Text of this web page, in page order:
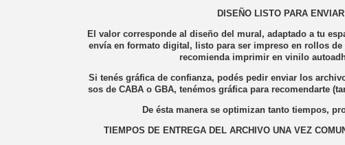
DISEÑO LISTO PARA
El valor corresponde al diseño del mural, adaptado a tu
envía en formato digital, listo para ser impreso en rollos de
recomienda imprimir en vinilo
Si tenés gráfica de confianza, podés pedir enviar los
sos de CABA o GBA, tenémos gráfica para recomendarte
De ésta manera se optimizan tanto tiempos,
TIEMPOS DE ENTREGA DEL ARCHIVO UNA VEZ